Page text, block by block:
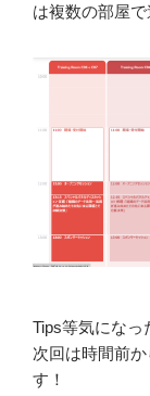
は複数の部屋
Tips等気にな
次回は時間前
す！